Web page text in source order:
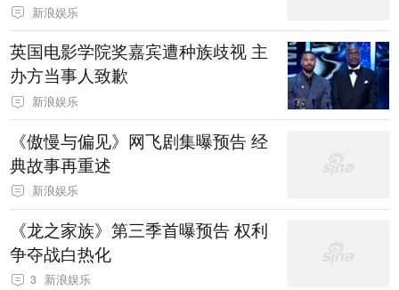
新浪娱乐
英国电影学院奖嘉宾遭种族歧视 主
办方当事人致歉
新浪娱乐
《傲慢与偏见》网飞剧集曝预告 经
典故事再重述
新浪娱乐
《龙之家族》第三季首曝预告 权利
争夺战白热化
3 新浪娱乐